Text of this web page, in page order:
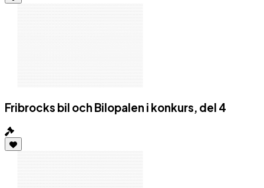
Fribrocks bil och Bilopalen i konkurs, del 4